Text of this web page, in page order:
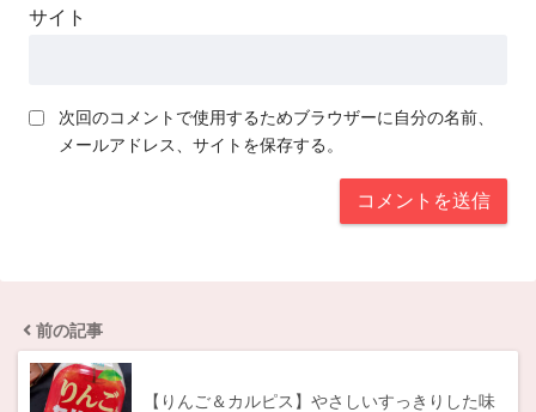
サイト
次回のコメントで使用するためブラウザーに自分の名前、
メールアドレス、サイトを保存する。
前の記事
【りんご＆カルピス】やさしいすっきりした味